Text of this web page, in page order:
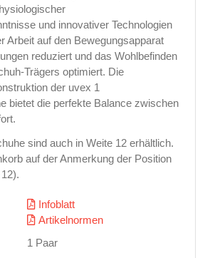
und innovativer Technologien
Arbeit auf den Bewegungsapparat
reduziert und das Wohlbefinden
Trägers optimiert. Die
der uvex 1
bietet die perfekte Balance zwischen
sind auch in Weite 12 erhältlich.
auf der Anmerkung der Position
Infoblatt
Artikelnormen
1 Paar